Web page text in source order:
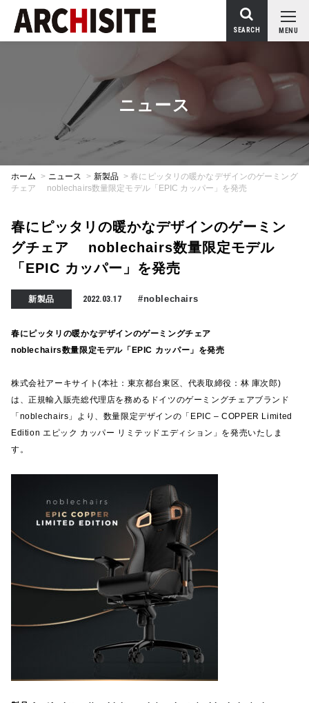
MENU
SEARCH
ニュース
ホーム > ニュース > 新製品 >春にピッタリの暖かなデザインのゲーミング
チェア noblechairs数量限定モデル「EPIC カッパー」を発売
春にピッタリの暖かなデザインのゲーミン
グチェア noblechairs数量限定モデル
「EPIC カッパー」を発売
新製品 2022.03.17 #noblechairs
春にピッタリの暖かなデザインのゲーミングチェア
noblechairs数量限定モデル「EPIC カッパー」を発売
株式会社アーキサイト(本社：東京都台東区、代表取締役：林 庫次郎)
は、正規輸入販売総代理店を務めるドイツのゲーミングチェアブランド
「noblechairs」より、数量限定デザインの「EPIC – COPPER Limited
Edition エピック カッパー リミテッドエディション」を発売いたしま
す。